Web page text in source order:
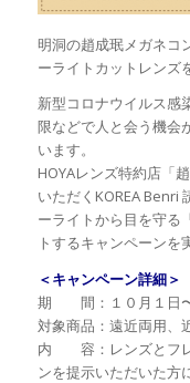
明洞の趙成珉メガネコ
ーライトカットレンズ
新型コロナウイルス感
限などで人と会う機会
います。
HOYAレンズ特約店「
いただくKOREA Benri
ーライトから目を守る
トするキャンペーンを
＜キャンペーン詳細＞
期 間：１０月１日〜
対象商品：遠近両用、
内 容：レンズとフレ
ンを提示いただいた方